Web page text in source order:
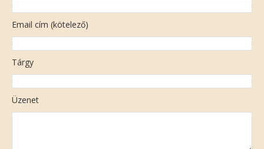
Email cím (kötelező)
Tárgy
Üzenet